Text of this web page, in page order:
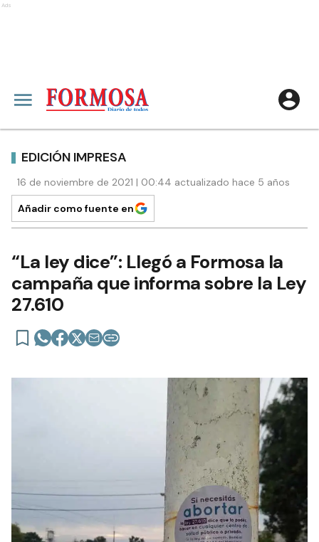
Ads
EDICIÓN IMPRESA
16 de noviembre de 2021 | 00:44 actualizado hace 5 años
Añadir como fuente en
“La ley dice”: Llegó a Formosa la
campaña que informa sobre la Ley
27.610